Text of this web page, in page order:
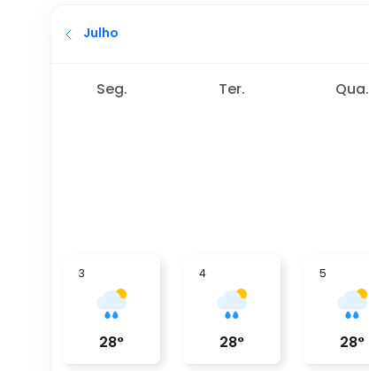
Julho
Seg. Ter. Qua.
3
28°
4
28°
5
28°